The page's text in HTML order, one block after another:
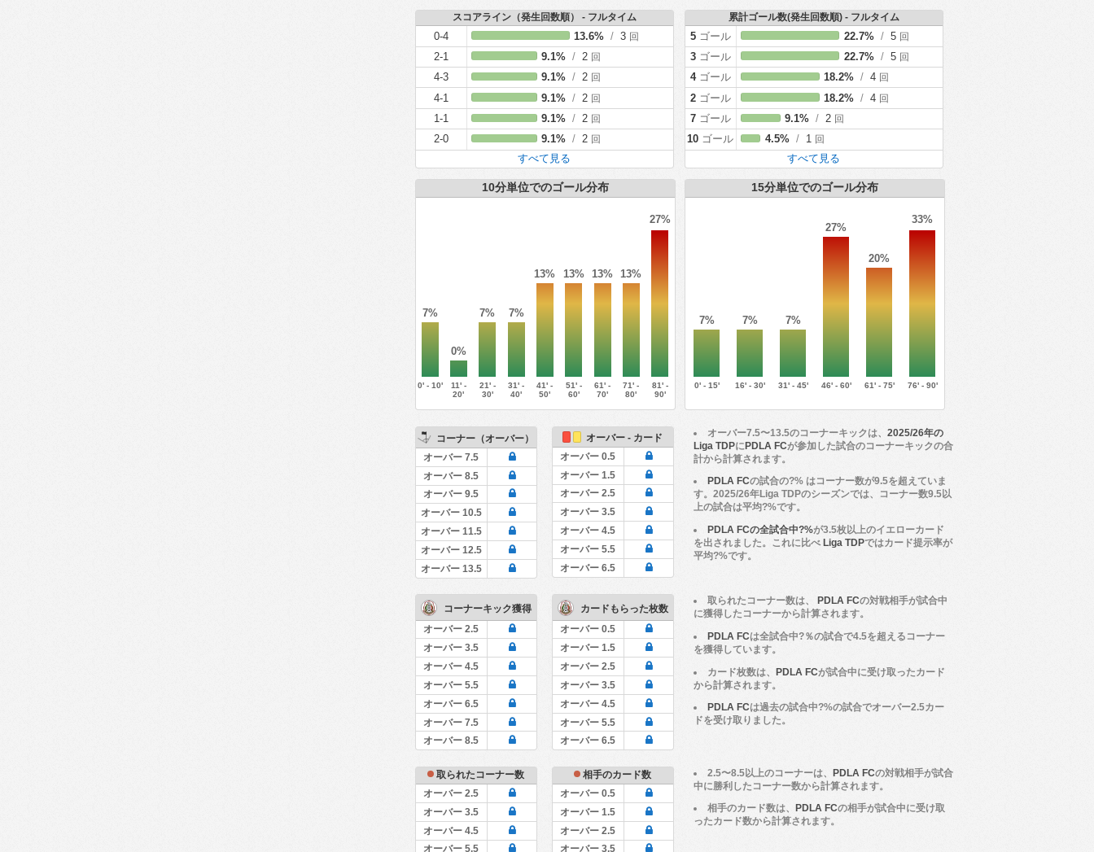
スコアライン（発生回数順） - フルタイム
0-4 13.6% / 3 回
2-1 9.1% /2 回
4-3 9.1% /2 回
4-1 9.1% /2 回
1-1 9.1% /2 回
2-0 9.1% /2 回
すべて見る
累計ゴール数(発生回数順) - フルタイム
5 ゴール 22.7% /5 回
3 ゴール 22.7% /5 回
4 ゴール 18.2% / 4 回
2 ゴール 18.2% / 4 回
7 ゴール 9.1% /2 回
10 ゴール 4.5% /1 回
すべて見る
10分単位でのゴール分布
7%
0%
7% 7%
13% 13% 13% 13%
27%
0' - 10'
11' -
20'
21' -
30'
31' -
40'
41' -
50'
51' -
60'
61' -
70'
71' -
80'
81' -
90'
15分単位でのゴール分布
7% 7% 7%
27%
20%
33%
0' - 15' 16' - 30' 31' - 45' 46' - 60' 61' - 75' 76' - 90'
コーナー（オーバー）
オーバー 7.5
オーバー 8.5
オーバー 9.5
オーバー 10.5
オーバー 11.5
オーバー 12.5
オーバー 13.5
オーバー - カード
オーバー 0.5
オーバー 1.5
オーバー 2.5
オーバー 3.5
オーバー 4.5
オーバー 5.5
オーバー 6.5
オーバー7.5〜13.5のコーナーキックは、2025/26年の
Liga TDPにPDLA FCが参加した試合のコーナーキックの合
計から計算されます。
PDLA FCの試合の?% はコーナー数が9.5を超えていま
す。2025/26年Liga TDPのシーズンでは、コーナー数9.5以
上の試合は平均?%です。
PDLA FCの全試合中?%が3.5枚以上のイエローカード
を出されました。これに比べLiga TDPではカード提示率が
平均?%です。
コーナーキック獲得
オーバー 2.5
オーバー 3.5
オーバー 4.5
オーバー 5.5
オーバー 6.5
オーバー 7.5
オーバー 8.5
カードもらった枚数
オーバー 0.5
オーバー 1.5
オーバー 2.5
オーバー 3.5
オーバー 4.5
オーバー 5.5
オーバー 6.5
取られたコーナー数は、 PDLA FCの対戦相手が試合中
に獲得したコーナーから計算されます。
PDLA FCは全試合中?％の試合で4.5を超えるコーナー
を獲得しています。
カード枚数は、PDLA FCが試合中に受け取ったカード
から計算されます。
PDLA FCは過去の試合中?%の試合でオーバー2.5カー
ドを受け取りました。
取られたコーナー数
オーバー 2.5
オーバー 3.5
オーバー 4.5
オーバー 5.5
相手のカード数
オーバー 0.5
オーバー 1.5
オーバー 2.5
オーバー 3.5
2.5〜8.5以上のコーナーは、PDLA FCの対戦相手が試合
中に勝利したコーナー数から計算されます。
相手のカード数は、 PDLA FCの相手が試合中に受け取
ったカード数から計算されます。